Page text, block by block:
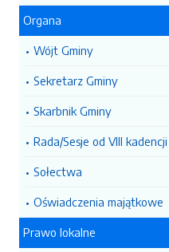
Organa
Wójt Gminy
Sekretarz Gminy
Skarbnik Gminy
Rada/Sesje od VIII kadencji
Sołectwa
Oświadczenia majątkowe
Prawo lokalne